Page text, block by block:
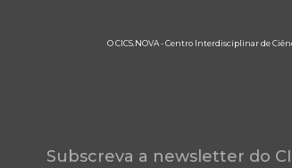
O CICS.NOVA - Centro Interdisciplinar de
Subscreva a newsletter do